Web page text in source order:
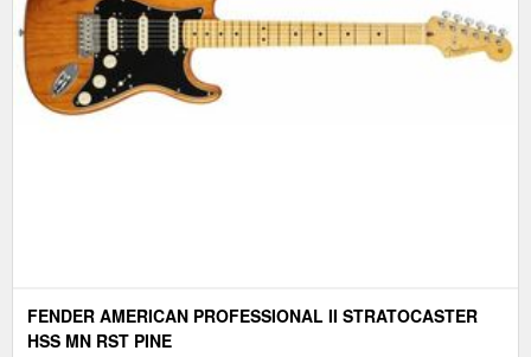
FENDER AMERICAN PROFESSIONAL II STRATOCASTER
HSS MN RST PINE